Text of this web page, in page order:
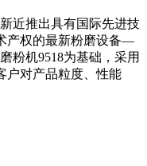
近推出具有国际先进技
产权的最新粉磨设备—
粉机9518为基础，采用
户对产品粒度、性能